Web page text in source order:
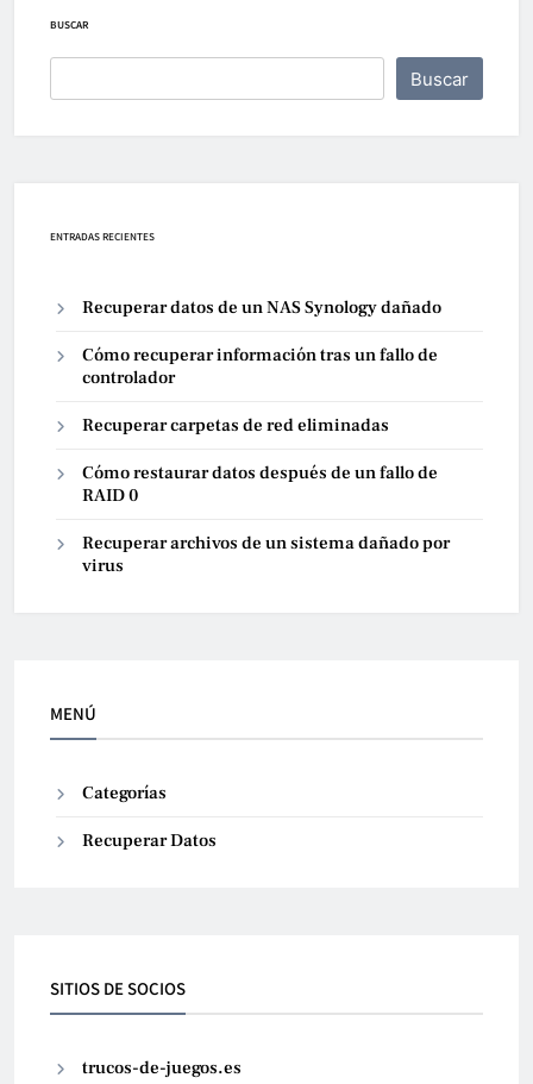
BUSCAR
Buscar
ENTRADAS RECIENTES
Recuperar datos de un NAS Synology dañado
Cómo recuperar información tras un fallo de
controlador
Recuperar carpetas de red eliminadas
Cómo restaurar datos después de un fallo de
RAID 0
Recuperar archivos de un sistema dañado por
virus
MENÚ
Categorías
Recuperar Datos
SITIOS DE SOCIOS
trucos-de-juegos.es